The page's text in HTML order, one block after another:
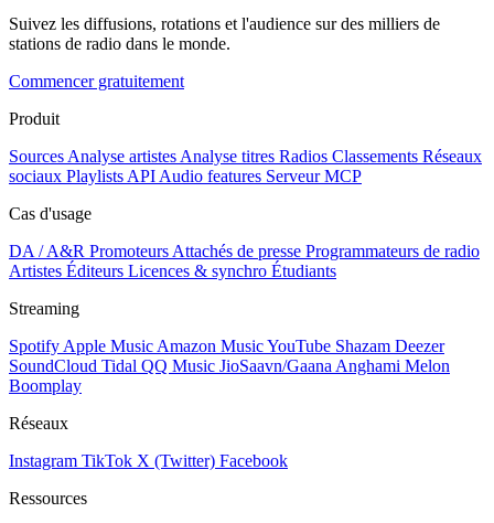
Suivez les diffusions, rotations et l'audience sur des milliers de
stations de radio dans le monde.
Commencer gratuitement
Produit
Sources Analyse artistes Analyse titres Radios Classements Réseaux
sociaux Playlists API Audio features Serveur MCP
Cas d'usage
DA / A&R Promoteurs Attachés de presse Programmateurs de radio
Artistes Éditeurs Licences & synchro Étudiants
Streaming
Spotify Apple Music Amazon MusicYouTube Shazam Deezer
SoundCloud Tidal QQ Music JioSaavn/Gaana Anghami Melon
Boomplay
Réseaux
Instagram TikTok X (Twitter) Facebook
Ressources